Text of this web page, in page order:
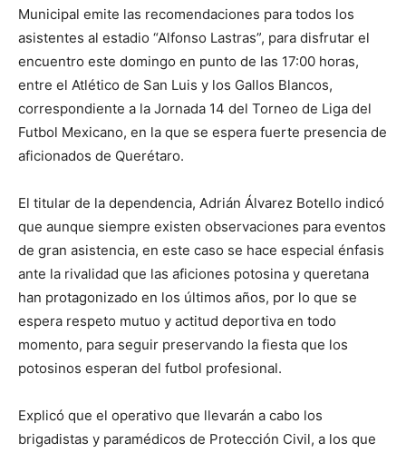
Municipal emite las recomendaciones para todos los
asistentes al estadio “Alfonso Lastras”, para disfrutar el
encuentro este domingo en punto de las 17:00 horas,
entre el Atlético de San Luis y los Gallos Blancos,
correspondiente a la Jornada 14 del Torneo de Liga del
Futbol Mexicano, en la que se espera fuerte presencia de
aficionados de Querétaro.
El titular de la dependencia, Adrián Álvarez Botello indicó
que aunque siempre existen observaciones para eventos
de gran asistencia, en este caso se hace especial énfasis
ante la rivalidad que las aficiones potosina y queretana
han protagonizado en los últimos años, por lo que se
espera respeto mutuo y actitud deportiva en todo
momento, para seguir preservando la fiesta que los
potosinos esperan del futbol profesional.
Explicó que el operativo que llevarán a cabo los
brigadistas y paramédicos de Protección Civil, a los que